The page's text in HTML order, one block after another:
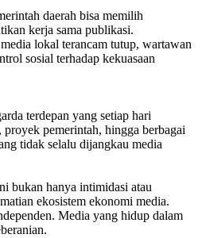
daerah bisa memilih
kerja sama publikasi.
lokal terancam tutup, wartawan
sosial terhadap kekuasaan
terdepan yang setiap hari
pemerintah, hingga berbagai
tidak selalu dijangkau media
bukan hanya intimidasi atau
ekosistem ekonomi media.
Media yang hidup dalam